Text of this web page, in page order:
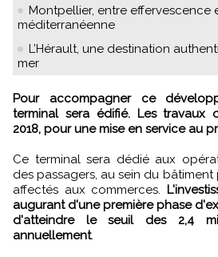
Montpellier, entre effervescence
méditerranéenne
L’Hérault, une destination
mer
Pour accompagner ce développement, un nouveau
terminal sera édifié. Les travaux
2018, pour une mise en service au
Ce terminal sera dédié aux
des passagers, au sein du bâtiment
affectés aux commerces.
augurant d'une première phase
d'atteindre le seuil des 2,4
annuellement.